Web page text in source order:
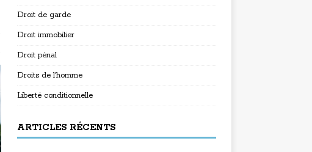
Droit de garde
Droit immobilier
Droit pénal
Droits de l'homme
Liberté conditionnelle
ARTICLES RÉCENTS